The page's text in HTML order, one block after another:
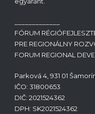
FÓRUM
PRE REGIONÁLNY
FORUM REGIONAL
Parková 4, 931 01
IČO: 31800653
DIČ: 2021524362
DPH: SK2021524362